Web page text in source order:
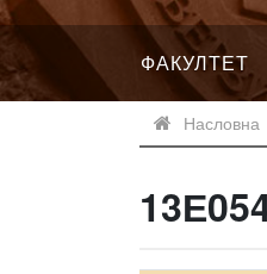
ФАКУЛТЕТ
Насловна